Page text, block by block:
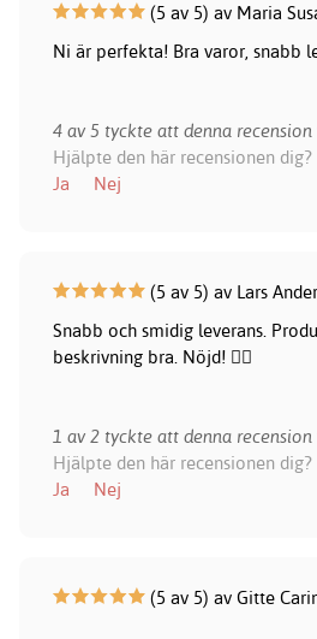
(5 av 5) av Maria
Ni är perfekta! Bra varor, snabb
4 av 5 tyckte att denna
Hjälpte den här recensionen dig?
Ja
Nej
(5 av 5) av Lars
Snabb och smidig leverans.
beskrivning bra. Nöjd! 👍🏻
1 av 2 tyckte att denna
Hjälpte den här recensionen dig?
Ja
Nej
(5 av 5) av Gitte